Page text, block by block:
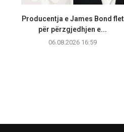
Producentja e James Bond flet
për përzgjedhjen e...
06.08.2026 16:59